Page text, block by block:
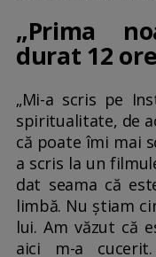
„Prima
durat 12
„Mi-a scris pe
spiritualitate, de
că poate îmi mai
a scris la un
dat seama că
limbă. Nu știam
lui. Am văzut că
aici m-a